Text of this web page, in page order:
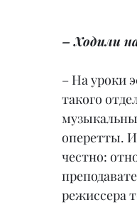
– Ходили
– На уроки
такого
оперетты. И
честно:
режиссера